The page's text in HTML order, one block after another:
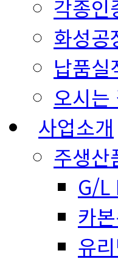
각종인
화성공
납품실
오시는
사업소개
주생산
G/
카
유